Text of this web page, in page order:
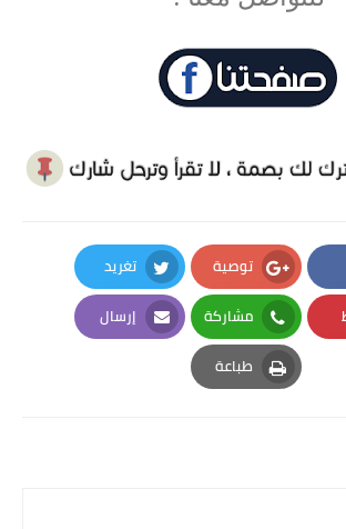
توصية
Google Plus
تغريد
Twitter
مشاركة
Whatsapp
إرسال
Email
طباعة
Print